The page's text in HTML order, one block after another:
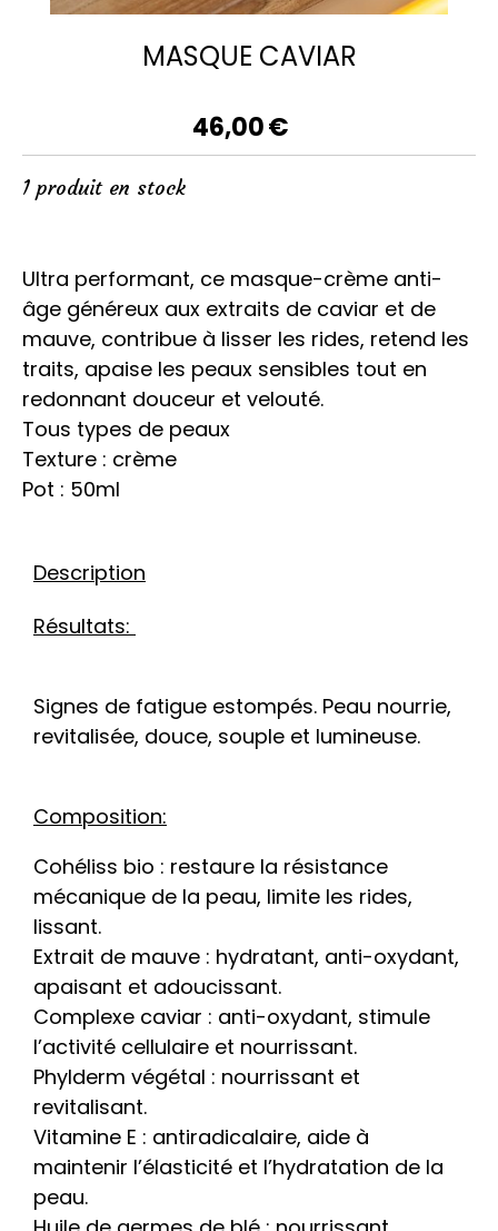
MASQUE CAVIAR
46,00€
1 produit en stock
Ultra performant, ce masque-crème anti-
âge généreux aux extraits de caviar et de
mauve, contribue à lisser les rides, retend les
traits, apaise les peaux sensibles tout en
redonnant douceur et velouté.
Tous types de peaux
Texture : crème
Pot : 50ml
Description
Résultats:
Signes de fatigue estompés. Peau nourrie,
revitalisée, douce, souple et lumineuse.
Composition:
Cohéliss bio : restaure la résistance
mécanique de la peau, limite les rides,
lissant.
Extrait de mauve : hydratant, anti-oxydant,
apaisant et adoucissant.
Complexe caviar : anti-oxydant, stimule
l’activité cellulaire et nourrissant.
Phylderm végétal : nourrissant et
revitalisant.
Vitamine E : antiradicalaire, aide à
maintenir l’élasticité et l’hydratation de la
peau.